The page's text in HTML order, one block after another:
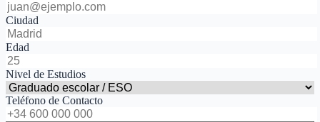
Ciudad
Edad
Nivel de Estudios
Teléfono de Contacto